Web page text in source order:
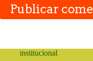
Publicar
institucional